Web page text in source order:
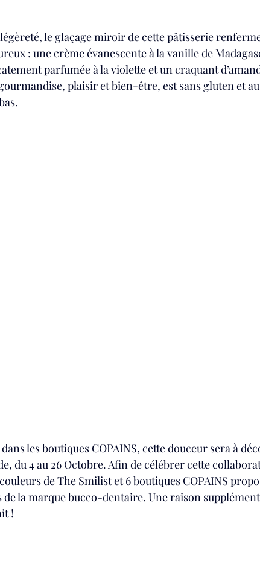
le glaçage miroir de cette pâtisserie
: une crème évanescente à la vanille de
parfumée à la violette et un craquant
plaisir et bien-être, est sans gluten et
les boutiques COPAINS, cette douceur sera à
du 4 au 26 Octobre. Afin de célébrer cette
de The Smilist et 6 boutiques COPAINS
de la marque bucco-dentaire. Une raison
!